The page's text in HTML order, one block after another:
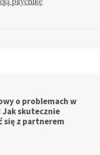
o problemach w
Jak skutecznie
się z partnerem